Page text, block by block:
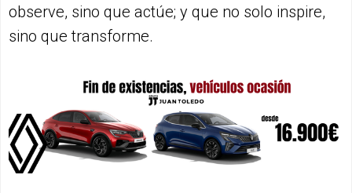
observe, sino que actúe; y que no solo inspire,
sino que transforme.